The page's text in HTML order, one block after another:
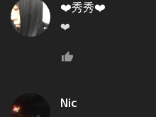
❤️秀秀❤️
❤️
Nic